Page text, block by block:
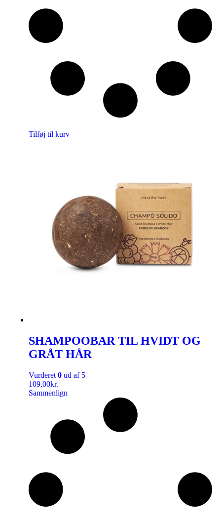
Tilføj til kurv
SHAMPOOBAR TIL HVIDT OG
GRÅT HÅR
Vurderet 0 ud af 5
109,00kr.
Sammenlign